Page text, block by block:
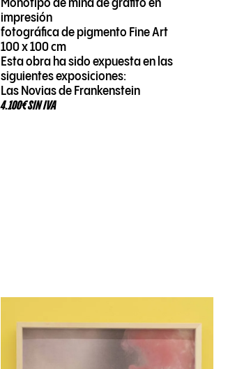
Monotipo de mina de grafito en
impresión
fotográfica de pigmento Fine Art
100 x 100 cm
Esta obra ha sido expuesta en las
siguientes exposiciones:
Las Novias de Frankenstein
4.100€ SIN IVA